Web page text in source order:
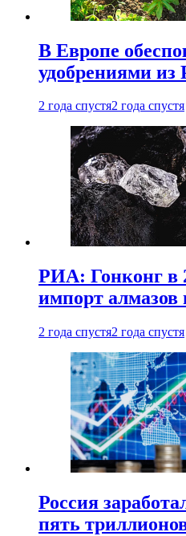
В Европе
удобрениями из
2 года спустя2 года спустя
РИА: Гонконг в
импорт алмазов
2 года спустя2 года спустя
Россия
пять